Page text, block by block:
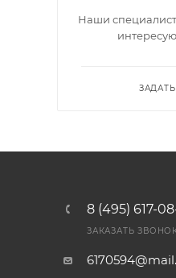
Наши
8 (495) 617-
ЗАКАЗАТЬ